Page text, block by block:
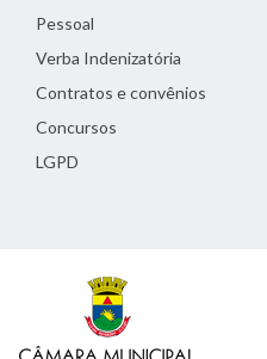
Pessoal
Verba Indenizatória
Contratos e convênios
Concursos
LGPD